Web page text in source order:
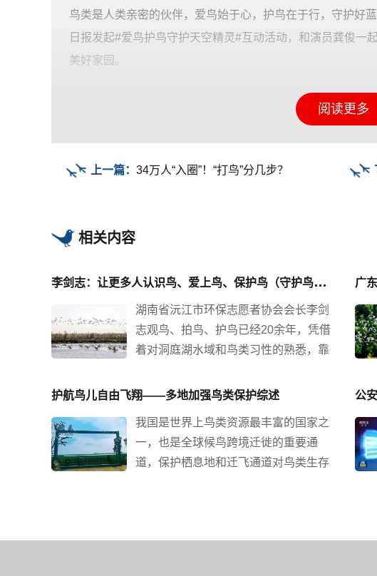
鸟类是人类亲密的伙伴，爱鸟始于心，护鸟在于行，守护好
日报发起#爱鸟护鸟守护天空精灵#互动活动，和演员龚俊一
美好家园。
“鸟类是生物多样性的关键组成部分，保护野生鸟类已是社
鸟类，势在必行。”@人民日报发起#爱鸟护鸟守护天空精灵
同的美好家园！
每一只翱翔的鸟儿，都是天空写给大地的诗行。保护鸟类，
跨境迁徙的重要通道。@人民日报发起#爱鸟护鸟守护天空精
的行为，守护天空精灵！
阅读更多
上一篇： 34万人“入圈”！“打鸟”分几步？
相关内容
李
剑志：让更多人认识鸟、爱上鸟、保护鸟（守护鸟类家园）
湖南省沅江市环保志愿者协会会长李剑
志观鸟、拍鸟、护鸟已经20余年，凭借
着对洞庭湖水域和鸟类习性的熟悉，靠
“独家”影像，相继编撰《洞庭百鸟图》
等鸟类研究书籍。
广
护航鸟儿自由飞翔——多地加强鸟类保护综述
我国是世界上鸟类资源最丰富的国家之
一，也是全球候鸟跨境迁徙的重要通
道，保护栖息地和迁飞通道对鸟类生存
公